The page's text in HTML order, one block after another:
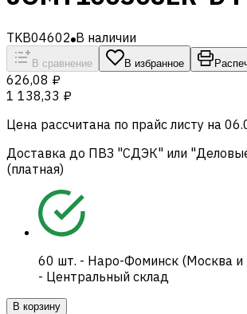
TKB04602 В наличии
В сравнение В избранное
626,08 ₽
1 138,33 ₽
Цена рассчитана по прайс листу на
Доставка до ПВЗ "СДЭК" или
(платная)
60 шт. - Наро-Фоминск (Москва и
- Центральный склад
В корзину